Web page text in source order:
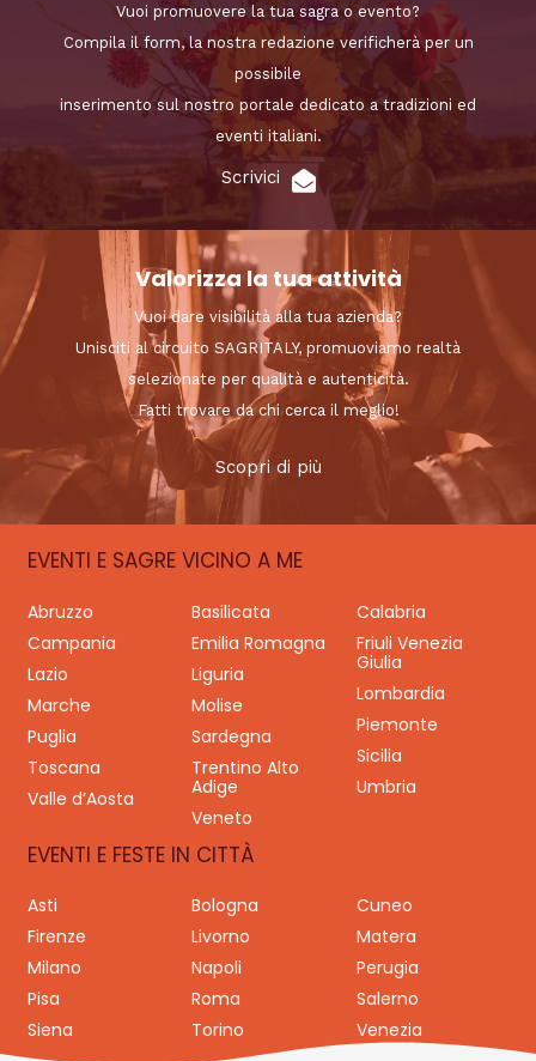
Vuoi promuovere la tua sagra o evento?
Compila il form, la nostra redazione verificherà per un
possibile
inserimento sul nostro portale dedicato a tradizioni ed
eventi italiani.
Scrivici
Valorizza la tua attività
Vuoi dare visibilità alla tua azienda?
Unisciti al circuito SAGRITALY, promuoviamo realtà
selezionate per qualità e autenticità.
Fatti trovare da chi cerca il meglio!
Scopri di più
EVENTI E SAGRE VICINO A ME
Abruzzo Basilicata
Calabria
Campania
Emilia Romagna
Friuli Venezia
Giulia
Lazio
Liguria
Lombardia
Marche
Molise
Piemonte
Puglia
Sardegna
Sicilia
Toscana
Trentino Alto
Adige
Umbria
Valle d’Aosta
Veneto
EVENTI E FESTE IN CITTÀ
Asti Bologna
Cuneo
Firenze
Livorno
Matera
Milano
Napoli
Perugia
Pisa
Roma
Salerno
Siena
Torino Venezia